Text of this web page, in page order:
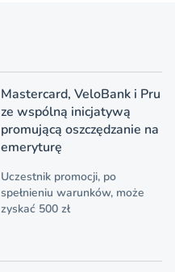
Mastercard, VeloBank i Pru
ze wspólną inicjatywą
promującą oszczędzanie na
emeryturę
Uczestnik promocji, po
spełnieniu warunków, może
zyskać 500 zł